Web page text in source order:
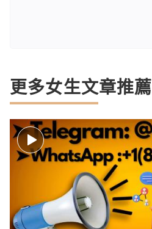
更多女生文章推薦